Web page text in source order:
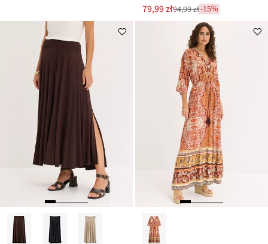
Nowa
cena
79,99 zł
Przeceniono
94,99 zł-15%